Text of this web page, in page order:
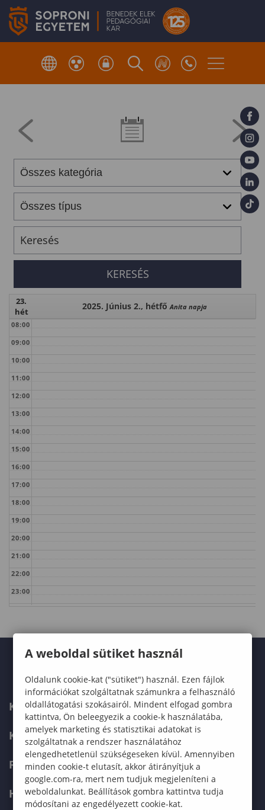
23.
hét
2025. Június 2., hétfőAnita napja
08:00
09:00
10:00
11:00
12:00
13:00
14:00
15:00
16:00
17:00
18:00
19:00
20:00
21:00
22:00
23:00
KARUNK
KÉPZÉSEK
FELVÉTELIZŐKNEK
HALLGATÓKNAK
A weboldal sütiket használ
Oldalunk cookie-kat ("sütiket") használ. Ezen fájlok
információkat szolgáltatnak számunkra a felhasználó
oldallátogatási szokásairól. Mindent elfogad gombra
kattintva, Ön beleegyezik a cookie-k használatába,
amelyek marketing és statisztikai adatokat is
szolgáltatnak a rendszer használatához
elengedhetetlenül szükségeseken kívül. Amennyiben
minden cookie-t elutasít, akkor átirányítjuk a
google.com-ra, mert nem tudjuk megjeleníteni a
weboldalunkat. Beállítások gombra kattintva tudja
módosítani az engedélyezett cookie-kat.